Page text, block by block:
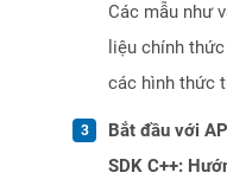
Các mẫu như
liệu chính
các hình thức
Bắt đầu với
SDK C++: